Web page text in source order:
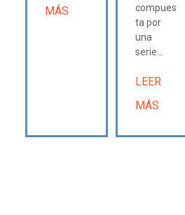
MÁS
compues
ta por
una
serie...
LEER
MÁS